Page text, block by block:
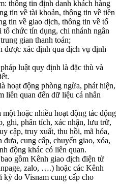
thông tin định danh khách hàng
tin về tài khoản, thông tin về tiền
tin về giao dịch, thông tin về tổ
tổ chức tín dụng, chi nhánh ngân
gian thanh toán;
xác định qua dịch vụ định
luật quy định là đặc thù và
hoạt động phòng ngừa, phát hiện,
liên quan đến dữ liệu cá nhân
một hoặc nhiều hoạt động tác động
ghi, phân tích, xác nhận, lưu trữ,
cập, truy xuất, thu hồi, mã hóa,
đưa, cung cấp, chuyển giao, xóa,
động khác có liên quan.
gồm Kênh giao dịch điện tử
zalo, ….) hoặc các Kênh
kỳ do Visnam cung cấp cho